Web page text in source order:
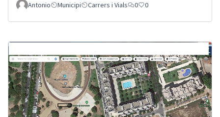
Antonio Municipi Carrers i Vials 0 0